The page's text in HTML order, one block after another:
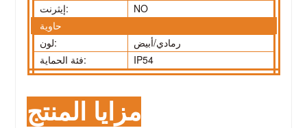
إيثرنت:
NO
حاوية
لون:
رمادي/أبيض
فئة الحماية:
IP54
مزايا المنتج